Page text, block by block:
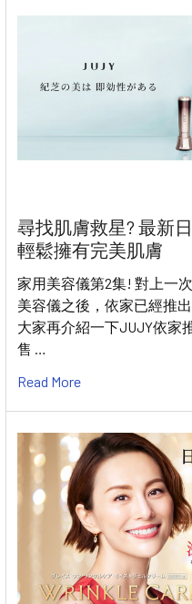
尋找肌膚救星? 最新
輕鬆擁有完美肌膚
家用美容儀第2集! 對上一
美容儀之後，依家已經推
大家再介紹一下JUJY依家
售 …
Read More